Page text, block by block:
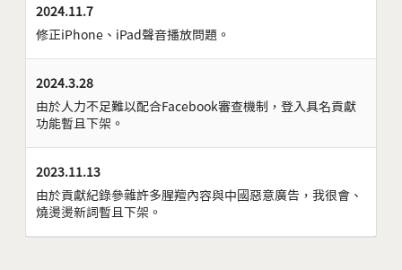
2024.11.7
修正iPhone、iPad聲音播放問題。
2024.3.28
由於人力不足難以配合Facebook審查機制，登入具名貢獻
功能暫且下架。
2023.11.13
由於貢獻紀錄參雜許多腥羶內容與中國惡意廣告，我很會、
燒燙燙新詞暫且下架。